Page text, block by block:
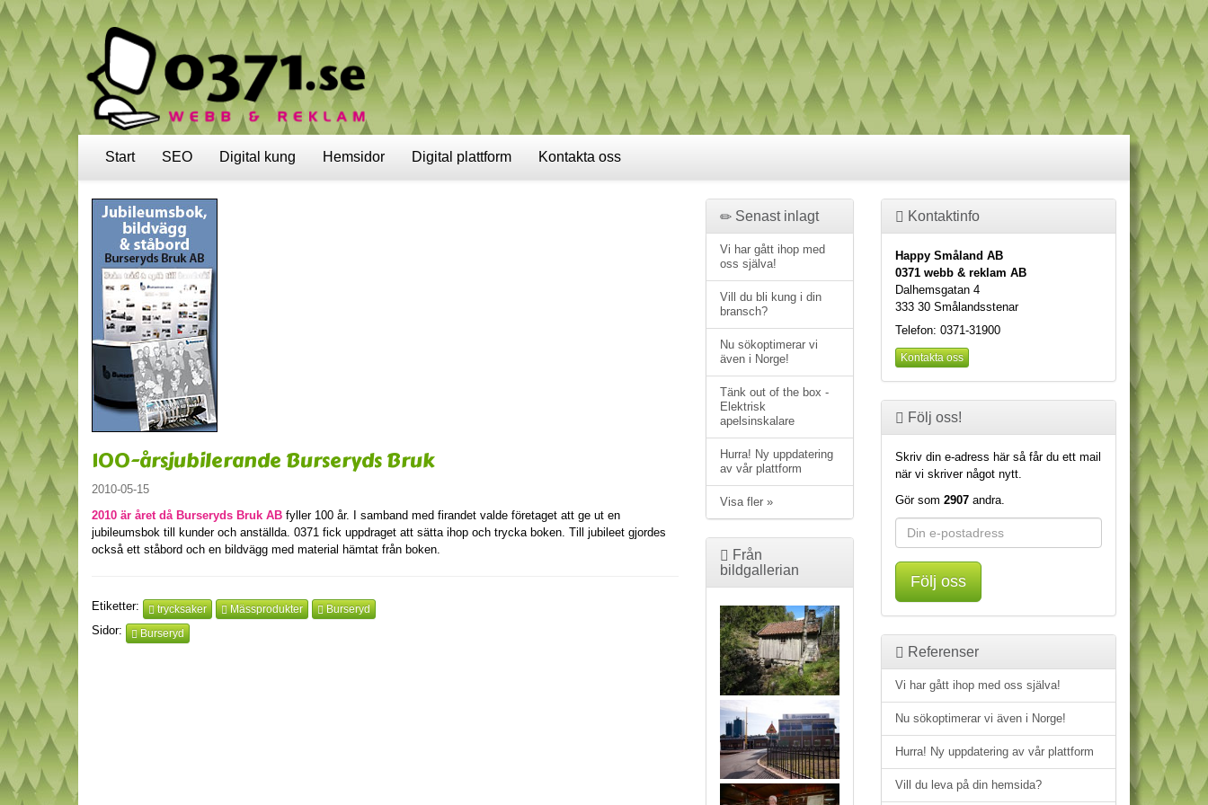
Start SEO Digital kung Hemsidor Digital plattform Kontakta oss
100-årsjubilerande Burseryds Bruk
2010-05-15
2010 är året då Burseryds Bruk AB fyller 100 år. I samband med firandet valde företaget att ge ut en
jubileumsbok till kunder och anställda. 0371 fick uppdraget att sätta ihop och trycka boken. Till jubileet gjordes
också ett ståbord och en bildvägg med material hämtat från boken.
Etiketter: trycksaker Mässprodukter Burseryd
Sidor: Burseryd
Senast inlagt
Vi har gått ihop med
oss själva!
Vill du bli kung i din
bransch?
Nu sökoptimerar vi
även i Norge!
Tänk out of the box -
Elektrisk
apelsinskalare
Hurra! Ny uppdatering
av vår plattform
Visa fler »
Från
bildgallerian
Kontaktinfo
Happy Småland AB
0371 webb & reklam AB
Dalhemsgatan 4
333 30 Smålandsstenar
Telefon: 0371-31900
Kontakta oss
Följ oss!
Skriv din e-adress här så får du ett mail
när vi skriver något nytt.
Gör som 2907andra.
Följ oss
Referenser
Vi har gått ihop med oss själva!
Nu sökoptimerar vi även i Norge!
Hurra! Ny uppdatering av vår plattform
Vill du leva på din hemsida?